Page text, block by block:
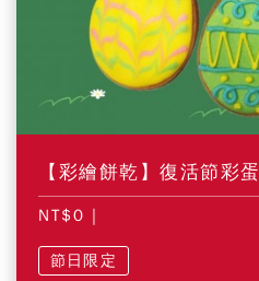
【彩繪餅乾】復活節彩蛋
NT$0 |
節日限定